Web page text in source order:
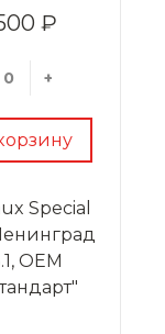
₽
+
Special
OEM